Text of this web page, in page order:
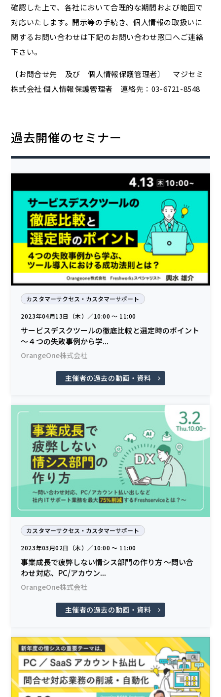
確認した上で、各社において合理的な期間および範囲で
対応いたします。開示等の手続き、個人情報の取扱いに
関するお問い合わせは下記のお問い合わせ窓口へご連絡
下さい。
〔お問合せ先 及び 個人情報保護管理者〕 マジセミ
株式会社 個人情報保護管理者 連絡先：03-6721-8548
過去開催のセミナー
カスタマーサクセス・カスタマーサポート
2023年04月13日（木）／10:00 〜 11:00
サービスデスクツールの徹底比較と選定時のポイント
～４つの失敗事例から学...
OrangeOne株式会社
主催者の過去の動画・資料
カスタマーサクセス・カスタマーサポート
2023年03月02日（木）／10:00 〜 11:00
事業成長で疲弊しない情シス部門の作り方 ～問い合
わせ対応、PC/アカウン...
OrangeOne株式会社
主催者の過去の動画・資料